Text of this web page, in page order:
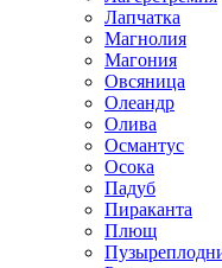
Лапчатка
Магнолия
Магония
Овсяница
Олеандр
Олива
Османтус
Осока
Падуб
Пираканта
Плющ